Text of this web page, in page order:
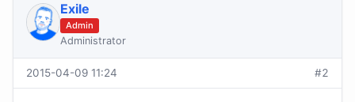
Exile
Admin
Administrator
2015-04-09 11:24 #2